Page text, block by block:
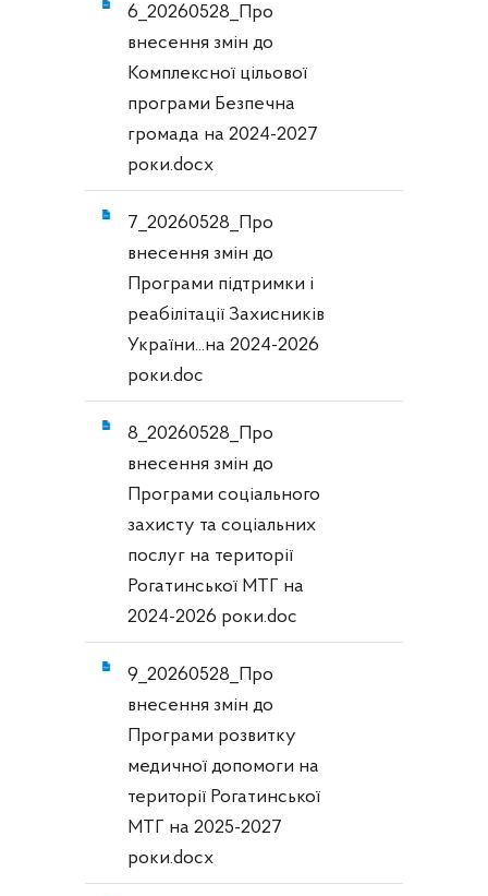
6_20260528_Про
внесення змін до
Комплексної цільової
програми Безпечна
громада на 2024-2027
роки.docx
7_20260528_Про
внесення змін до
Програми підтримки і
реабілітації Захисників
України...на 2024-2026
роки.doc
8_20260528_Про
внесення змін до
Програми соціального
захисту та соціальних
послуг на території
Рогатинської МТГ на
2024-2026 роки.doc
9_20260528_Про
внесення змін до
Програми розвитку
медичної допомоги на
території Рогатинської
МТГ на 2025-2027
роки.docx